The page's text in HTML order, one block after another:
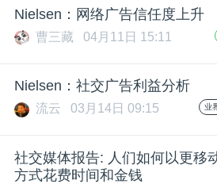
GAIR
专
爱
Nielsen：网络广告信任度上升
曹三藏 04月11日 15:11
Nielsen：社交广告利益分析
流云 03月14日 09:15 业
社交媒体报告: 人们如何以更移
方式花费时间和金钱